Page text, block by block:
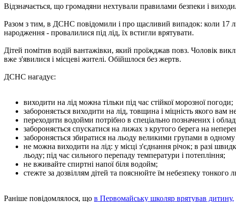
Відзначається, що громадяни нехтували правилами безпеки і
Разом з тим, в ДСНС повідомили і про щасливий випадок: коли 17
народження - провалилися під лід, їх встигли врятувати.
Дітей помітив водій вантажівки, який проїжджав повз. Чоловік
вже з'явилися і місцеві жителі. Обійшлося без жертв.
ДСНС нагадує:
виходити на лід можна тільки під час стійкої морозної погоди;
забороняється виходити на лід, товщина і міцність якого вам
переходити водойми потрібно в спеціально позначених і
забороняється спускатися на лижах з крутого берега на
забороняється збиратися на льоду великими групами в одному
не можна виходити на лід: у місці з'єднання річок; в разі
льоду; під час сильного перепаду температури і потепління;
не вживайте спиртні напої біля водойм;
стежте за дозвіллям дітей та пояснюйте їм небезпеку тонкого
Раніше повідомлялося, що в Первомайську школяр врятував дитину,